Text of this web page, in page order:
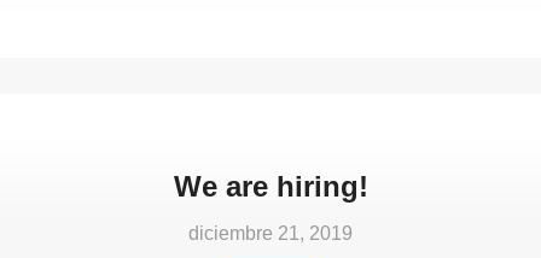
We are hiring!
diciembre 21, 2019